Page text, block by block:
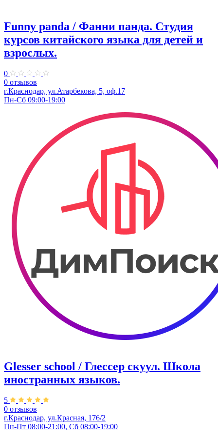
Funny panda / Фанни панда. ​Студия
курсов китайского языка для детей и
взрослых.
0
0 отзывов
г.Краснодар, ул.​Атарбекова, 5, оф.​17
Пн-Сб 09:00-19:00
Glesser school / Глессер скуул. Школа
иностранных языков.
5
0 отзывов
г.Краснодар, ул.Красная, 176/2
Пн-Пт 08:00-21:00, Сб 08:00-19:00